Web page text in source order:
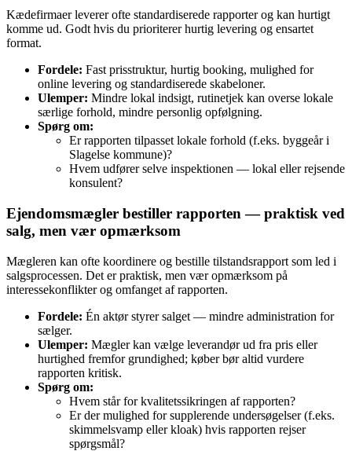
Kædefirmaer leverer ofte standardiserede rapporter og kan hurtigt
komme ud. Godt hvis du prioriterer hurtig levering og ensartet
format.
Fordele: Fast prisstruktur, hurtig booking, mulighed for
online levering og standardiserede skabeloner.
Ulemper: Mindre lokal indsigt, rutinetjek kan overse lokale
særlige forhold, mindre personlig opfølgning.
Spørg om:
Er rapporten tilpasset lokale forhold (f.eks. byggeår i
Slagelse kommune)?
Hvem udfører selve inspektionen — lokal eller rejsende
konsulent?
Ejendomsmægler bestiller rapporten — praktisk ved
salg, men vær opmærksom
Mægleren kan ofte koordinere og bestille tilstandsrapport som led i
salgsprocessen. Det er praktisk, men vær opmærksom på
interessekonflikter og omfanget af rapporten.
Fordele: Én aktør styrer salget — mindre administration for
sælger.
Ulemper: Mægler kan vælge leverandør ud fra pris eller
hurtighed fremfor grundighed; køber bør altid vurdere
rapporten kritisk.
Spørg om:
Hvem står for kvalitetssikringen af rapporten?
Er der mulighed for supplerende undersøgelser (f.eks.
skimmelsvamp eller kloak) hvis rapporten rejser
spørgsmål?